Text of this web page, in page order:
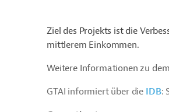
Ziel des Projekts ist die
mittlerem Einkommen.
Weitere Informationen zu
GTAI informiert über die IDB: